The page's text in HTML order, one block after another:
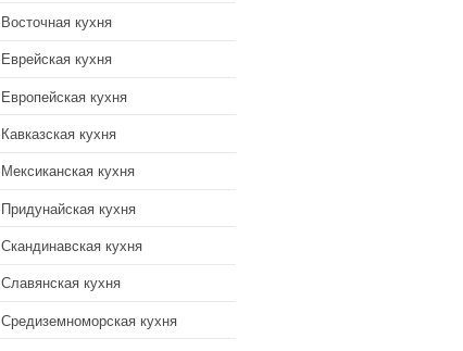
Восточная кухня
Еврейская кухня
Европейская кухня
Кавказская кухня
Мексиканская кухня
Придунайская кухня
Скандинавская кухня
Славянская кухня
Средиземноморская кухня